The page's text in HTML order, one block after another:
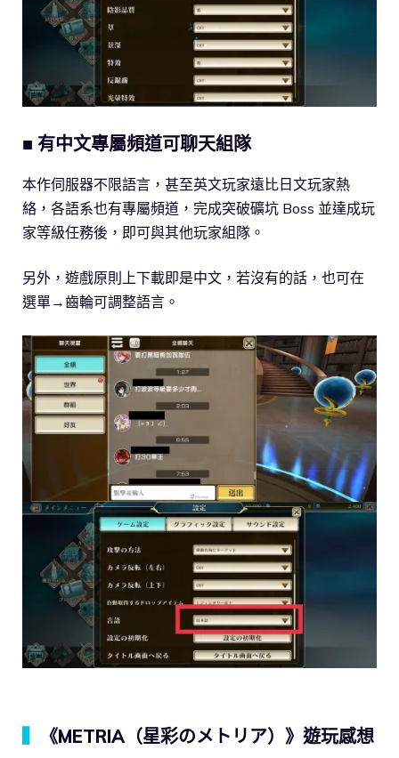
■ 有中文專屬頻道可聊天組隊
本作伺服器不限語言，甚至英文玩家遠比日文玩家熱
絡，各語系也有專屬頻道，完成突破礦坑 Boss 並達成玩
家等級任務後，即可與其他玩家組隊。
另外，遊戲原則上下載即是中文，若沒有的話，也可在
選單→齒輪可調整語言。
《METRIA（星彩のメトリア）》遊玩感想